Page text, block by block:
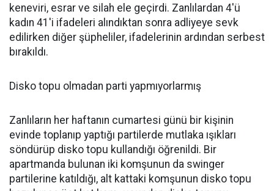
keneviri, esrar ve silah ele geçirdi. Zanlılardan 4'ü
kadın 41'i ifadeleri alındıktan sonra adliyeye sevk
edilirken diğer şüpheliler, ifadelerinin ardından serbest
bırakıldı.
Disko topu olmadan parti yapmıyorlarmış
Zanlıların her haftanın cumartesi günü bir kişinin
evinde toplanıp yaptığı partilerde mutlaka ışıkları
söndürüp disko topu kullandığı öğrenildi. Bir
apartmanda bulunan iki komşunun da swinger
partilerine katıldığı, alt kattaki komşunun disko topu